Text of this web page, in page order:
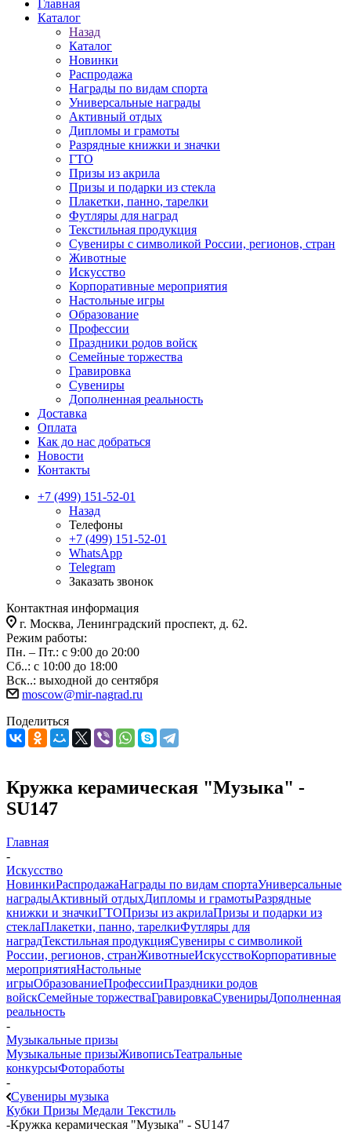
Главная
Каталог
Назад
Каталог
Новинки
Распродажа
Награды по видам спорта
Универсальные награды
Активный отдых
Дипломы и грамоты
Разрядные книжки и значки
ГТО
Призы из акрила
Призы и подарки из стекла
Плакетки, панно, тарелки
Футляры для наград
Текстильная продукция
Сувениры с символикой России, регионов, стран
Животные
Искусство
Корпоративные мероприятия
Настольные игры
Образование
Профессии
Праздники родов войск
Семейные торжества
Гравировка
Сувениры
Дополненная реальность
Доставка
Оплата
Как до нас добраться
Новости
Контакты
+7 (499) 151-52-01
Назад
Телефоны
+7 (499) 151-52-01
WhatsApp
Telegram
Заказать звонок
Контактная информация
г. Москва, Ленинградский проспект, д. 62.
Режим работы:
Пн. – Пт.: с 9:00 до 20:00
Сб..: с 10:00 до 18:00
Вск..: выходной до сентября
moscow@mir-nagrad.ru
Поделиться
Кружка керамическая "Музыка" -
SU147
Главная
-
Искусство
НовинкиРаспродажаНаграды по видам спортаУниверсальные
наградыАктивный отдыхДипломы и грамотыРазрядные
книжки и значкиГТОПризы из акрилаПризы и подарки из
стеклаПлакетки, панно, тарелкиФутляры для
наградТекстильная продукцияСувениры с символикой
России, регионов, странЖивотныеИскусствоКорпоративные
мероприятияНастольные
игрыОбразованиеПрофессииПраздники родов
войскСемейные торжестваГравировкаСувенирыДополненная
реальность
-
Музыкальные призы
Музыкальные призыЖивописьТеатральные
конкурсыФотоработы
-
Сувениры музыка
Кубки Призы Медали Текстиль
-Кружка керамическая "Музыка" - SU147